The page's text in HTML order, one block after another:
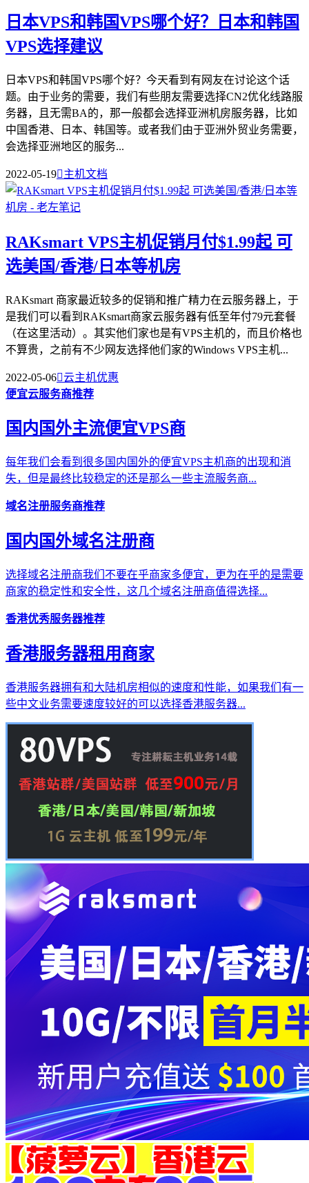
日本VPS和韩国VPS哪个好？日本和韩国
VPS选择建议
日本VPS和韩国VPS哪个好？今天看到有网友在讨论这个话
题。由于业务的需要，我们有些朋友需要选择CN2优化线路服
务器，且无需BA的，那一般都会选择亚洲机房服务器，比如
中国香港、日本、韩国等。或者我们由于亚洲外贸业务需要，
会选择亚洲地区的服务...
2022-05-19主机文档
RAKsmart VPS主机促销月付$1.99起 可
选美国/香港/日本等机房
RAKsmart 商家最近较多的促销和推广精力在云服务器上，于
是我们可以看到RAKsmart商家云服务器有低至年付79元套餐
（在这里活动）。其实他们家也是有VPS主机的，而且价格也
不算贵，之前有不少网友选择他们家的Windows VPS主机...
2022-05-06云主机优惠
便宜云服务商推荐
国内国外主流便宜VPS商
每年我们会看到很多国内国外的便宜VPS主机商的出现和消
失，但是最终比较稳定的还是那么一些主流服务商...
域名注册服务商推荐
国内国外域名注册商
选择域名注册商我们不要在乎商家多便宜，更为在乎的是需要
商家的稳定性和安全性，这几个域名注册商值得选择...
香港优秀服务器推荐
香港服务器租用商家
香港服务器拥有和大陆机房相似的速度和性能，如果我们有一
些中文业务需要速度较好的可以选择香港服务器...